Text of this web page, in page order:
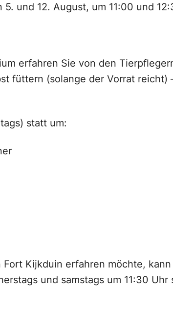
und 12. August, um 11:00 und
erfahren Sie von den
füttern (solange der Vorrat reicht)
statt um:
Kijkduin erfahren möchte,
und samstags um 11:30